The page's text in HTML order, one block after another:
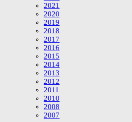
2021
2020
2019
2018
2017
2016
2015
2014
2013
2012
2011
2010
2008
2007